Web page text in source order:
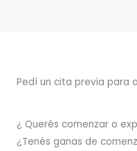
Pedí un cita previa para
¿ Querés comenzar o
¿Tenés ganas de